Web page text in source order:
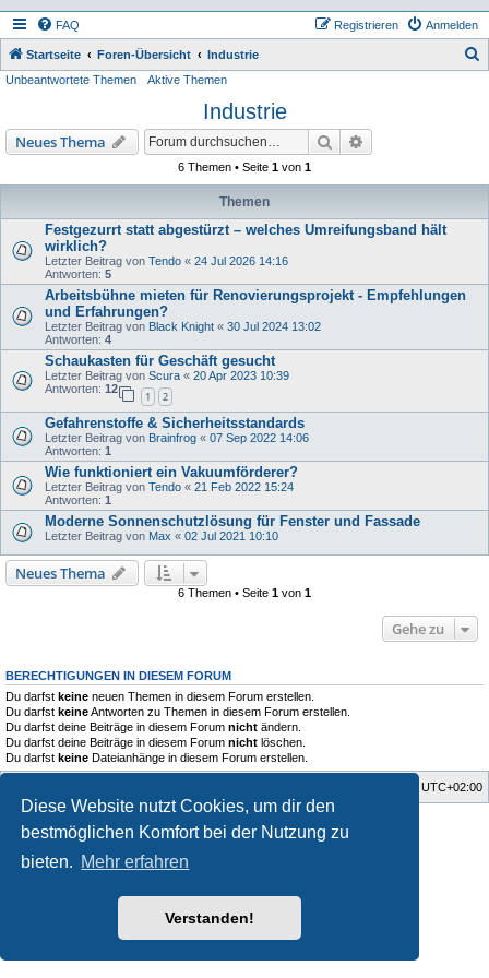
Diese Website nutzt Cookies, um dir den
bestmöglichen Komfort bei der Nutzung zu
bieten. Mehr erfahren
Verstanden!
FAQ Anmelden
Registrieren
Startseite Foren-Übersicht Industrie
Unbeantwortete Themen Aktive Themen
Industrie
Neues Thema Suche
6 Themen • Seite 1 von 1
Themen
Festgezurrt statt abgestürzt – welches Umreifungsband hält
wirklich?
Letzter Beitrag von Tendo « 24 Jul 2026 14:16
Antworten: 5
Arbeitsbühne mieten für Renovierungsprojekt - Empfehlungen
und Erfahrungen?
Letzter Beitrag von Black Knight « 30 Jul 2024 13:02
Antworten: 4
Schaukasten für Geschäft gesucht
Letzter Beitrag von Scura « 20 Apr 2023 10:39
Antworten: 12
1 2
Gefahrenstoffe & Sicherheitsstandards
Letzter Beitrag von Brainfrog « 07 Sep 2022 14:06
Antworten: 1
Wie funktioniert ein Vakuumförderer?
Letzter Beitrag von Tendo « 21 Feb 2022 15:24
Antworten: 1
Moderne Sonnenschutzlösung für Fenster und Fassade
Letzter Beitrag von Max « 02 Jul 2021 10:10
Neues Thema
6 Themen • Seite 1 von 1
Gehe zu
BERECHTIGUNGEN IN DIESEM FORUM
Du darfst keine neuen Themen in diesem Forum erstellen.
Du darfst keineAntworten zu Themen in diesem Forum erstellen.
Du darfst deine Beiträge in diesem Forum nicht ändern.
Du darfst deine Beiträge in diesem Forum nicht löschen.
Du darfst keine Dateianhänge in diesem Forum erstellen.
UTC+02:00
Powered by phpBB ® Forum Software © phpBB Limited
Deutsche Übersetzung durch